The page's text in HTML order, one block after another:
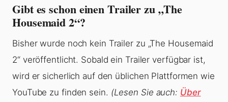
Gibt es schon einen Trailer zu „The
Housemaid 2“?
Bisher wurde noch kein Trailer zu „The Housemaid
2“ veröffentlicht. Sobald ein Trailer verfügbar ist,
wird er sicherlich auf den üblichen Plattformen wie
YouTube zu finden sein. (Lesen Sie auch: Über